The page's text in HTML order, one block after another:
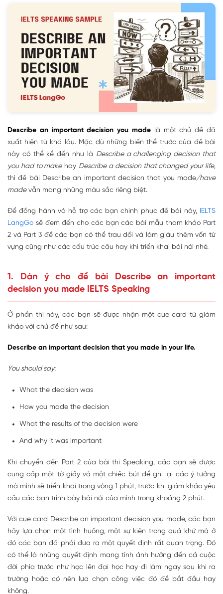
Describe an important decision you made là một chủ đề đã
xuất hiện từ khá lâu. Mặc dù những biến thể trước của đề bài
này có thể kể đến như là Describe a challenging decision that
you had to makehay Describe a decision that changed your life,
thì đề bài Describe an important decision that you made/have
madevẫn mang những màu sắc riêng biệt.
Để đồng hành và hỗ trợ các bạn chinh phục đề bài này, IELTS
LangGo sẽ đem đến cho các bạn các bài mẫu tham khảo Part
2 và Part 3 để các bạn có thể trau dồi và làm giàu thêm vốn từ
vựng cũng như các cấu trúc câu hay khi triển khai bài nói nhé.
1. Dàn ý cho đề bài Describe an important
decision you made IELTS Speaking
Ở phần thi này, các bạn sẽ được nhận một cue card từ giám
khảo với chủ đề như sau:
Describe an important decision that you made in your life.
You should say:
What the decision was
How you made the decision
What the results of the decision were
And why it was important
Khi chuyển đến Part 2 của bài thi Speaking, các bạn sẽ được
cung cấp một tờ giấy và một chiếc bút để ghi lại các ý tưởng
mà mình sẽ triển khai trong vòng 1 phút, trước khi giám khảo yêu
cầu các bạn trình bày bài nói của mình trong khoảng 2 phút.
Với cue card Describe an important decision you made, các bạn
hãy lựa chọn một tình huống, một sự kiện trong quá khứ mà ở
đó các bạn đã phải đưa ra một quyết định rất quan trọng. Đó
có thể là những quyết định mang tính ảnh hưởng đến cả cuộc
đời phía trước như học lên đại học hay đi làm ngay sau khi ra
trường hoặc có nên lựa chọn công việc đó để bắt đầu hay
không.